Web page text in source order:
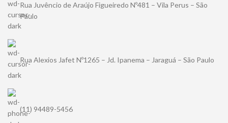
Rua Juvêncio de Araújo Figueiredo Nº481 – Vila Perus – São
Paulo
Rua Alexios Jafet Nº1265 – Jd. Ipanema – Jaraguá – São Paulo
(11) 94489-5456